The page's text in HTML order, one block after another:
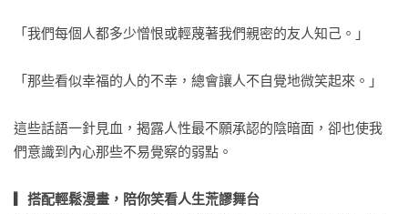
「我們每個人都多少憎恨或輕蔑著我們親密的友人知己。」
「那些看似幸福的人的不幸，總會讓人不自覺地微笑起來。」
這些話語一針見血，揭露人性最不願承認的陰暗面，卻也使我
們意識到內心那些不易覺察的弱點。
▎搭配輕鬆漫畫，陪你笑看人生荒謬舞台